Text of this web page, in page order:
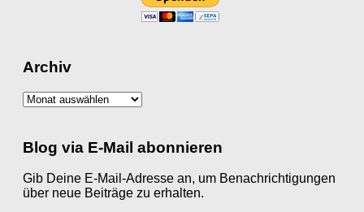
Archiv
Archiv
Blog via E-Mail abonnieren
Gib Deine E-Mail-Adresse an, um Benachrichtigungen
über neue Beiträge zu erhalten.